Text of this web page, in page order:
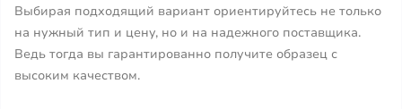
Выбирая подходящий вариант ориентируйтесь не только
на нужный тип и цену, но и на надежного поставщика.
Ведь тогда вы гарантированно получите образец с
высоким качеством.